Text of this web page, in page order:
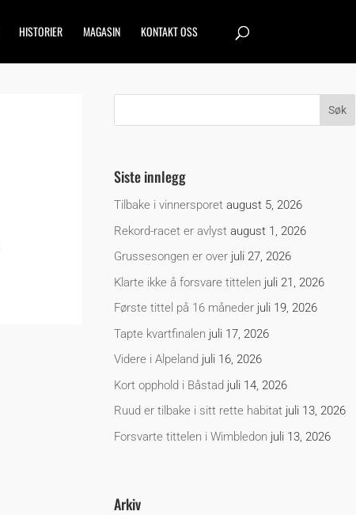
HISTORIER MAGASIN KONTAKT OSS
Siste innlegg
Tilbake i vinnersporet august 5, 2026
Rekord-racet er avlyst august 1, 2026
Grussesongen er over juli 27, 2026
Klarte ikke å forsvare tittelen juli 21, 2026
Første tittel på 16 måneder juli 19, 2026
Tapte kvartfinalen juli 17, 2026
Videre i Alpeland juli 16, 2026
Kort opphold i Båstad juli 14, 2026
Ruud er tilbake i sitt rette habitat juli 13, 2026
Forsvarte tittelen i Wimbledon juli 13, 2026
Arkiv